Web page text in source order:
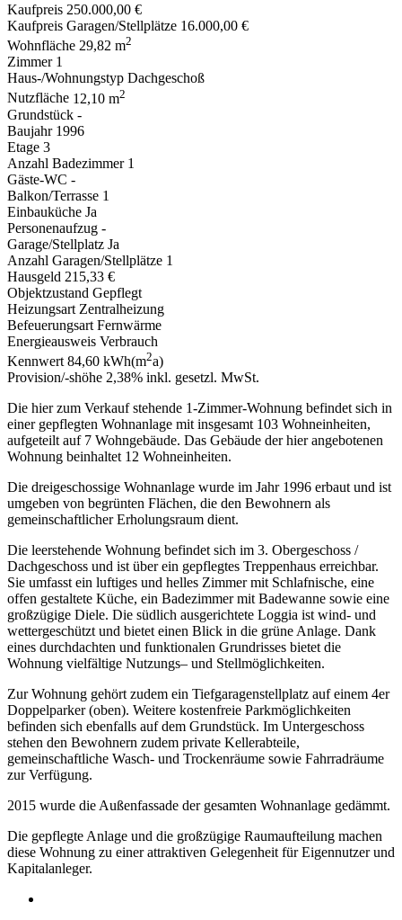
Kaufpreis 250.000,00 €
Kaufpreis Garagen/Stellplätze 16.000,00 €
Wohnfläche 29,82 m2
Zimmer 1
Haus-/Wohnungstyp Dachgeschoß
Nutzfläche 12,10 m2
Grundstück -
Baujahr 1996
Etage 3
Anzahl Badezimmer 1
Gäste-WC -
Balkon/Terrasse 1
Einbauküche Ja
Personenaufzug -
Garage/Stellplatz Ja
Anzahl Garagen/Stellplätze 1
Hausgeld 215,33 €
Objektzustand Gepflegt
Heizungsart Zentralheizung
Befeuerungsart Fernwärme
Energieausweis Verbrauch
Kennwert 84,60 kWh(m2a)
Provision/-shöhe 2,38% inkl. gesetzl. MwSt.
Die hier zum Verkauf stehende 1-Zimmer-Wohnung befindet sich in
einer gepflegten Wohnanlage mit insgesamt 103 Wohneinheiten,
aufgeteilt auf 7 Wohngebäude. Das Gebäude der hier angebotenen
Wohnung beinhaltet 12 Wohneinheiten.
Die dreigeschossige Wohnanlage wurde im Jahr 1996 erbaut und ist
umgeben von begrünten Flächen, die den Bewohnern als
gemeinschaftlicher Erholungsraum dient.
Die leerstehende Wohnung befindet sich im 3. Obergeschoss /
Dachgeschoss und ist über ein gepflegtes Treppenhaus erreichbar.
Sie umfasst ein luftiges und helles Zimmer mit Schlafnische, eine
offen gestaltete Küche, ein Badezimmer mit Badewanne sowie eine
großzügige Diele. Die südlich ausgerichtete Loggia ist wind- und
wettergeschützt und bietet einen Blick in die grüne Anlage. Dank
eines durchdachten und funktionalen Grundrisses bietet die
Wohnung vielfältige Nutzungs– und Stellmöglichkeiten.
Zur Wohnung gehört zudem ein Tiefgaragenstellplatz auf einem 4er
Doppelparker (oben). Weitere kostenfreie Parkmöglichkeiten
befinden sich ebenfalls auf dem Grundstück. Im Untergeschoss
stehen den Bewohnern zudem private Kellerabteile,
gemeinschaftliche Wasch- und Trockenräume sowie Fahrradräume
zur Verfügung.
2015 wurde die Außenfassade der gesamten Wohnanlage gedämmt.
Die gepflegte Anlage und die großzügige Raumaufteilung machen
diese Wohnung zu einer attraktiven Gelegenheit für Eigennutzer und
Kapitalanleger.